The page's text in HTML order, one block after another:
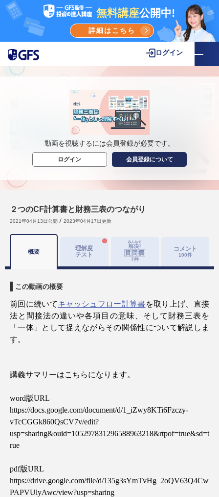
無料講座公開中!
詳細はこちら
ログイン
動画を視聴するには会員登録が必要です。
ログイン 会員登録について
２つのCF計算書と財務三表のつながり
2021年04月13日公開 2023年04月17日更新
概要
理解度
テスト
7件
コメント
100件
この動画の概要
前回に続いてキャッシュフロー計算書を取り上げ、直接
法と間接法の違いや各項目の意味、そして財務三表を
「一体」として捉えながらその関係性について解説しま
す。
講義サマリーはこちらになります。
word版URL
https://docs.google.com/document/d/1_iZwy8KTi6Fzczy-
vTcCGGk860QsCV7v/edit?
usp=sharing&ouid=105297831296588963218&rtpof=true&sd=t
rue
pdf版URL
https://drive.google.com/file/d/135g3sYmTvHg_2oQV63Q4Cw
PAPVUlyAwc/view?usp=sharing